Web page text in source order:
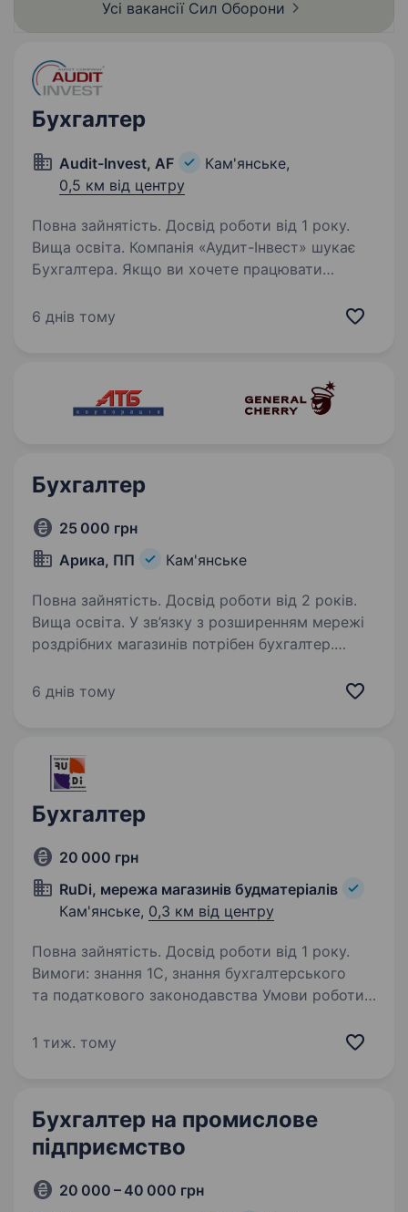
посилення обороноздатності…
Усі вакансії Сил Оборони
Бухгалтер
Audit-Invest, AF
Кам'янське,
0,5 км від центру
Повна зайнятість. Досвід роботи від 1 року.
Вища освіта. Компанія «Аудит-Інвест» шукає
Бухгалтера. Якщо ви хочете працювати
підтримують розвиток і відкривають
6 днів тому
Бухгалтер
25 000 грн
Арика, ПП
Кам'янське
Повна зайнятість. Досвід роботи від 2 років.
Вища освіта. У зв’язку з розширенням мережі
роздрібних магазинів потрібен бухгалтер.
знання бухгалтерського обліку Обов’язки
6 днів тому
Бухгалтер
20 000 грн
RuDi, мережа магазинів будматеріалів
Кам'янське, 0,3 км від центру
Повна зайнятість. Досвід роботи від 1 року.
Вимоги: знання 1С, знання бухгалтерського
та податкового законодавства Умови роботи:
бухгалтерський облік підприємства,
1 тиж. тому
Бухгалтер на промислове
підприємство
20 000 – 40 000 грн